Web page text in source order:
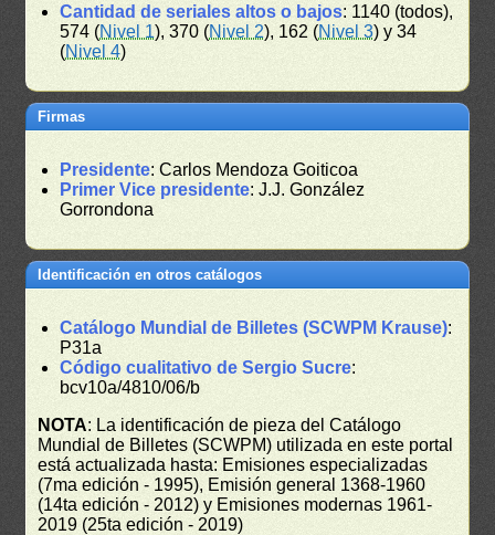
Cantidad de seriales altos o bajos: 1140 (todos),
574 (Nivel 1), 370 (Nivel 2), 162 (Nivel 3) y 34
(Nivel 4)
Firmas
Presidente: Carlos Mendoza Goiticoa
Primer Vice presidente: J.J. González
Gorrondona
Identificación en otros catálogos
Catálogo Mundial de Billetes (SCWPM Krause):
P31a
Código cualitativo de Sergio Sucre:
bcv10a/4810/06/b
NOTA: La identificación de pieza del Catálogo
Mundial de Billetes (SCWPM) utilizada en este portal
está actualizada hasta: Emisiones especializadas
(7ma edición - 1995), Emisión general 1368-1960
(14ta edición - 2012) y Emisiones modernas 1961-
2019 (25ta edición - 2019)